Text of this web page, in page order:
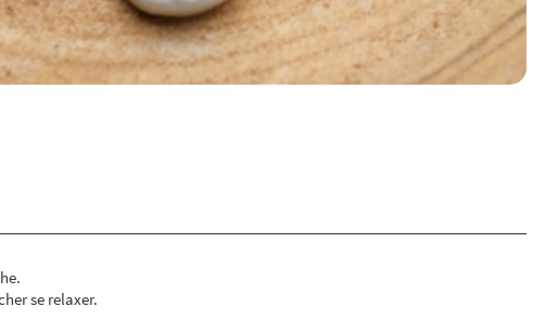
se relaxer.